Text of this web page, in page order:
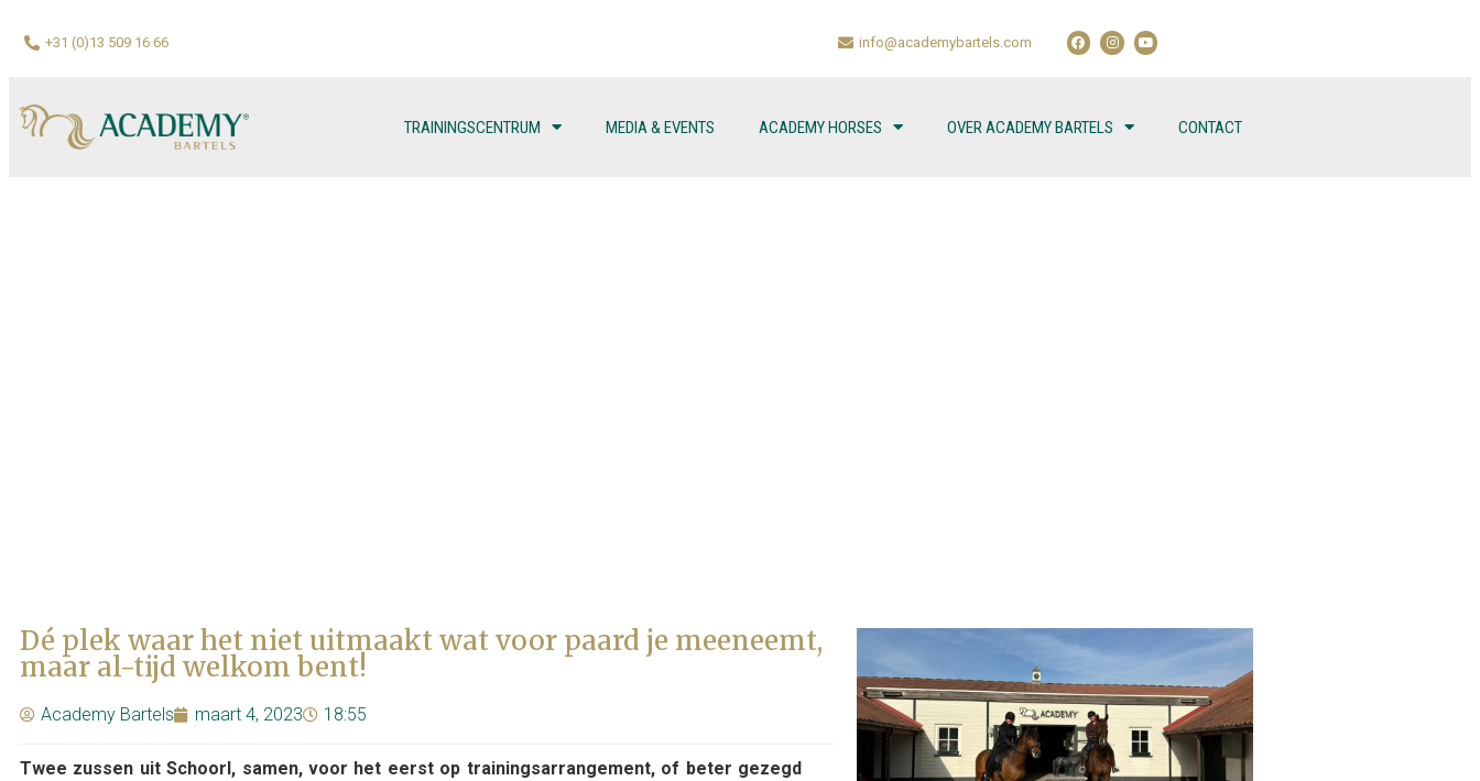
+31 (0)13 509 16 66 info@academybartels.com
TRAININGSCENTRUM MEDIA & EVENTS ACADEMY HORSES OVER ACADEMY BARTELS CONTACT
Dé plek waar het niet uitmaakt wat voor paard je meeneemt,
maar al-tijd welkom bent!
Academy Bartels maart 4, 2023 18:55
Twee zussen uit Schoorl, samen, voor het eerst op trainingsarrangement, of beter gezegd